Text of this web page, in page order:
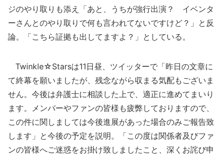
ジのやり取りも添え「あと、うちが強行出演？ イベンタ
ーさんとのやり取りで何も言われてないですけど？」と反
論。「こちら証拠も出してますよ？」としている。
Twinkle☆Starsは11日昼、ツイッターで「昨日の文章に
て終幕を願いましたが、残念ながら収まる気配もございま
せん。今後は弁護士に相談した上で、適正に進めてまいり
ます。メンバーやファンの皆様も疲弊しておりますので、
この件に関しましては今後進展があった場合のみご報告致
します」と今後の予定を説明。「この度は関係者及びファ
ンの皆様へご迷惑をお掛け致しましたこと、深くお詫び申